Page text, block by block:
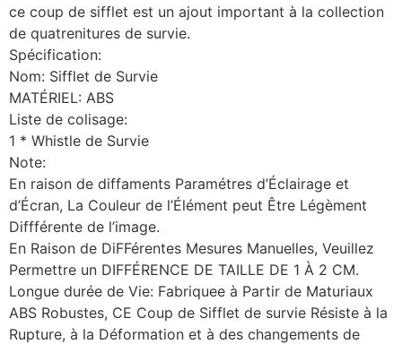
ce coup de sifflet est un ajout important à la collection
de quatrenitures de survie.
Spécification:
Nom: Sifflet de Survie
MATÉRIEL: ABS
Liste de colisage:
1 * Whistle de Survie
Note:
En raison de diffaments Paramétres d’Éclairage et
d’Écran, La Couleur de l’Élément peut Être Légèment
Diffférente de l’image.
En Raison de DiFFérentes Mesures Manuelles, Veuillez
Permettre un DIFFÉRENCE DE TAILLE DE 1 À 2 CM.
Longue durée de Vie: Fabriquee à Partir de Maturiaux
ABS Robustes, CE Coup de Sifflet de survie Résiste à la
Rupture, à la Déformation et à des changements de